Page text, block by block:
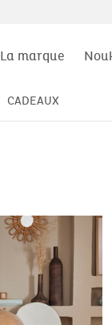
La marque
CADEAUX